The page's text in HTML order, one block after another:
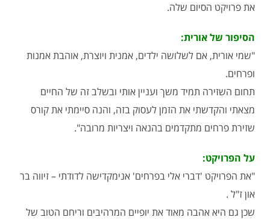
את פרויקט הסיום שלה.
הסיפור של אורית:
"שמי אורית, אם לשלושה ילדים, אמנית ויוצרת, אוהבת אמנות
ופרחים.
תחום השזירה תמיד משך ועניין אותי ובשלב זה של החיים
מצאתי והקדשתי את הזמן לעסוק בזה, והנה סיימתי את קורס
שזירת פרחים מתקדמים בהנאה ויצריות מרובה".
על הפרויקט:
"את הפרויקט 'דברי אלי בפרחים' אנימקדישה לדודתי – זיווה בר
און ז"ל .
שכן גם היא אהבה מאוד את יופיים המרהיבים וריחם הטוב של